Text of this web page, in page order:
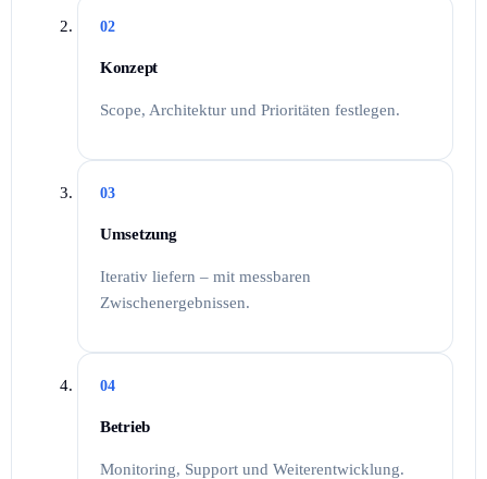
02
Konzept
Scope, Architektur und Prioritäten festlegen.
03
Umsetzung
Iterativ liefern – mit messbaren
Zwischenergebnissen.
04
Betrieb
Monitoring, Support und Weiterentwicklung.